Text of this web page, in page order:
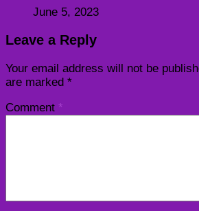
June 5, 2023
Leave a Reply
Your email address will not be
are marked *
Comment *